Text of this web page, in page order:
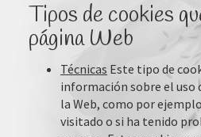
Tipos de cookies
página Web
Técnicas Este tipo de
información sobre el uso
la Web, como por
visitado o si ha tenido